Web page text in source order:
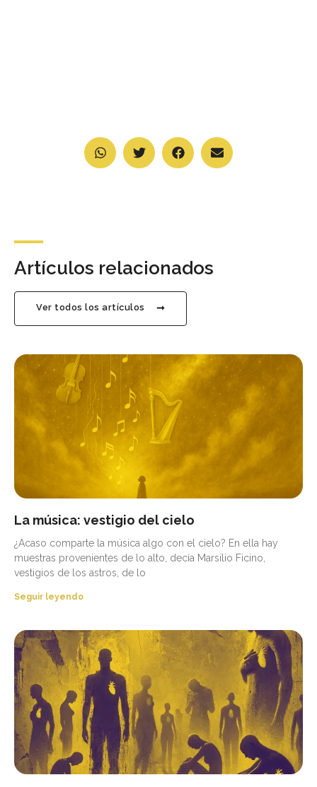
Artículos relacionados
Ver todos los artículos
La música: vestigio del cielo
¿Acaso comparte la música algo con el cielo? En ella hay
muestras provenientes de lo alto, decía Marsilio Ficino,
vestigios de los astros, de lo
Seguir leyendo